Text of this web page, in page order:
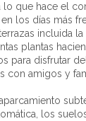
lo que hace el
los días más
incluida la
plantas
para disfrutar
con amigos y
los